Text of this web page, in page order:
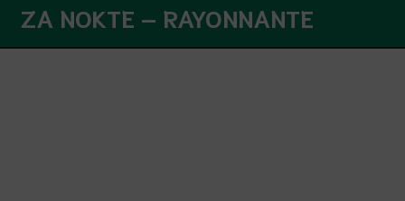
ZA NOKTE – RAYONNANTE